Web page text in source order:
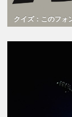
クイズ：このフォ